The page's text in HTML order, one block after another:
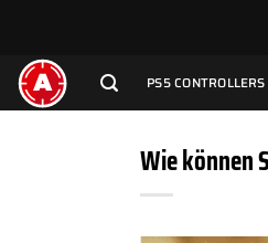
springen
PS5 CONTROLLERS
Wie können